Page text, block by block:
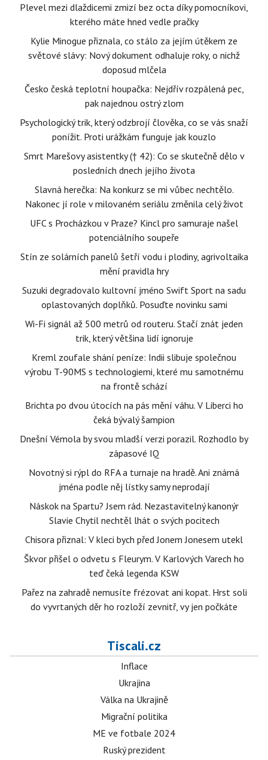
Plevel mezi dlaždicemi zmizí bez octa díky pomocníkovi,
kterého máte hned vedle pračky
Kylie Minogue přiznala, co stálo za jejím útěkem ze
světové slávy: Nový dokument odhaluje roky, o nichž
doposud mlčela
Česko česká teplotní houpačka: Nejdřív rozpálená pec,
pak najednou ostrý zlom
Psychologický trik, který odzbrojí člověka, co se vás snaží
ponížit. Proti urážkám funguje jak kouzlo
Smrt Marešovy asistentky († 42): Co se skutečně dělo v
posledních dnech jejího života
Slavná herečka: Na konkurz se mi vůbec nechtělo.
Nakonec jí role v milovaném seriálu změnila celý život
UFC s Procházkou v Praze? Kincl pro samuraje našel
potenciálního soupeře
Stín ze solárních panelů šetří vodu i plodiny, agrivoltaika
mění pravidla hry
Suzuki degradovalo kultovní jméno Swift Sport na sadu
oplastovaných doplňků. Posuďte novinku sami
Wi-Fi signál až 500 metrů od routeru. Stačí znát jeden
trik, který většina lidí ignoruje
Kreml zoufale shání peníze: Indii slibuje společnou
výrobu T-90MS s technologiemi, které mu samotnému
na frontě schází
Brichta po dvou útocích na pás mění váhu. V Liberci ho
čeká bývalý šampion
Dnešní Vémola by svou mladší verzi porazil. Rozhodlo by
zápasové IQ
Novotný si rýpl do RFA a turnaje na hradě. Ani známá
jména podle něj lístky samy neprodají
Náskok na Spartu? Jsem rád. Nezastavitelný kanonýr
Slavie Chytil nechtěl lhát o svých pocitech
Chisora přiznal: V kleci bych před Jonem Jonesem utekl
Škvor přišel o odvetu s Fleurym. V Karlových Varech ho
teď čeká legenda KSW
Pařez na zahradě nemusíte frézovat ani kopat. Hrst soli
do vyvrtaných děr ho rozloží zevnitř, vy jen počkáte
Tiscali.cz
Inflace
Ukrajina
Válka na Ukrajině
Migrační politika
ME ve fotbale 2024
Ruský prezident